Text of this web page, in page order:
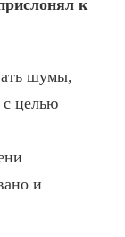
к
шумы,
с целью
и